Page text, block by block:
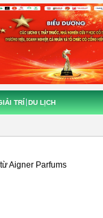
TRÍ DU LỊCH
Aigner Parfums